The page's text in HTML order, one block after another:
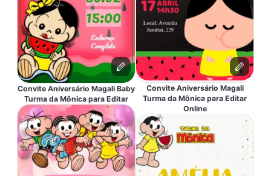
Convite Aniversário Magali Baby
Turma da Mônica para Editar
Convite Aniversário Magali
Turma da Mônica para Editar
Online